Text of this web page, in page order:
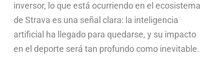
inversor, lo que está ocurriendo en el ecosistema
de Strava es una señal clara: la inteligencia
artificial ha llegado para quedarse, y su impacto
en el deporte será tan profundo como inevitable.